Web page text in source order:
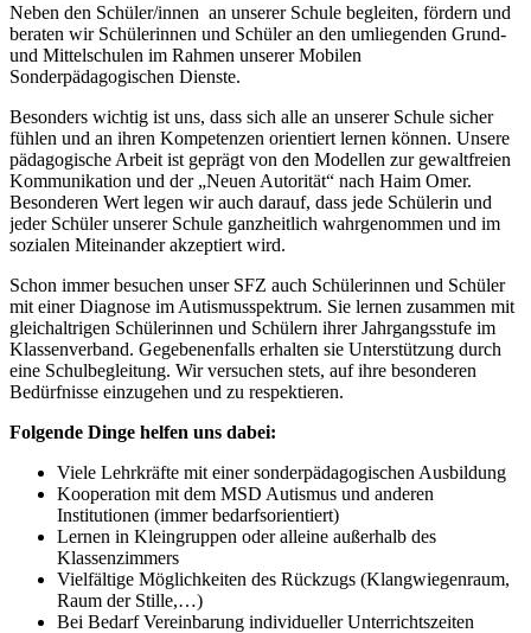
Neben den Schüler/innen an unserer Schule begleiten, fördern und
beraten wir Schülerinnen und Schüler an den umliegenden Grund-
und Mittelschulen im Rahmen unserer Mobilen
Sonderpädagogischen Dienste.
Besonders wichtig ist uns, dass sich alle an unserer Schule sicher
fühlen und an ihren Kompetenzen orientiert lernen können. Unsere
pädagogische Arbeit ist geprägt von den Modellen zur gewaltfreien
Kommunikation und der „Neuen Autorität“ nach Haim Omer.
Besonderen Wert legen wir auch darauf, dass jede Schülerin und
jeder Schüler unserer Schule ganzheitlich wahrgenommen und im
sozialen Miteinander akzeptiert wird.
Schon immer besuchen unser SFZ auch Schülerinnen und Schüler
mit einer Diagnose im Autismusspektrum. Sie lernen zusammen mit
gleichaltrigen Schülerinnen und Schülern ihrer Jahrgangsstufe im
Klassenverband. Gegebenenfalls erhalten sie Unterstützung durch
eine Schulbegleitung. Wir versuchen stets, auf ihre besonderen
Bedürfnisse einzugehen und zu respektieren.
Folgende Dinge helfen uns dabei:
Viele Lehrkräfte mit einer sonderpädagogischen Ausbildung
Kooperation mit dem MSD Autismus und anderen
Institutionen (immer bedarfsorientiert)
Lernen in Kleingruppen oder alleine außerhalb des
Klassenzimmers
Vielfältige Möglichkeiten des Rückzugs (Klangwiegenraum,
Raum der Stille,…)
Bei Bedarf Vereinbarung individueller Unterrichtszeiten